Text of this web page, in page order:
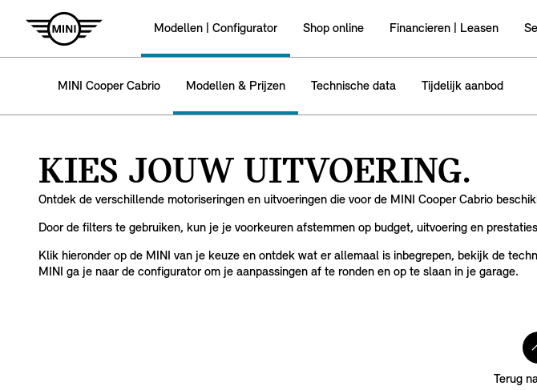
Modellen | Configurator Shop online Financieren | Leasen
MINI Cooper Cabrio Modellen & Prijzen Technische data Tijdelijk aanbod
KIES JOUW UITVOERING.
Ontdek de verschillende motoriseringen en uitvoeringen die voor de MINI Cooper Cabrio
Door de filters te gebruiken, kun je je voorkeuren afstemmen op budget, uitvoering en
Klik hieronder op de MINI van je keuze en ontdek wat er allemaal is inbegrepen, bekijk de
MINI ga je naar de configurator om je aanpassingen af te ronden en op te slaan in je garage.
Terug